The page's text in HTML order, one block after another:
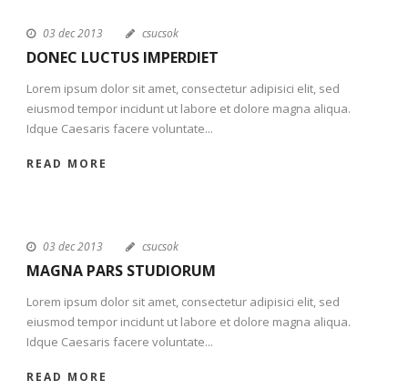
03 dec 2013 csucsok
DONEC LUCTUS IMPERDIET
Lorem ipsum dolor sit amet, consectetur adipisici elit, sed
eiusmod tempor incidunt ut labore et dolore magna aliqua.
Idque Caesaris facere voluntate...
READ MORE
03 dec 2013 csucsok
MAGNA PARS STUDIORUM
Lorem ipsum dolor sit amet, consectetur adipisici elit, sed
eiusmod tempor incidunt ut labore et dolore magna aliqua.
Idque Caesaris facere voluntate...
READ MORE